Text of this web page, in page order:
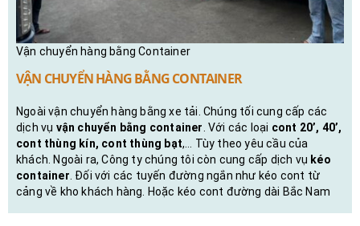
Vận chuyển hàng bằng Container
VẬN CHUYỂN HÀNG BẰNG CONTAINER
Ngoài vận chuyển hàng bằng xe tải. Chúng tối cung cấp các
dịch vụ vận chuyển bằng container. Với các loại cont 20’, 40’,
cont thùng kín, cont thùng bạt,… Tùy theo yêu cầu của
khách. Ngoài ra, Công ty chúng tôi còn cung cấp dịch vụ kéo
container. Đối với các tuyến đường ngắn như kéo cont từ
cảng về kho khách hàng. Hoặc kéo cont đường dài Bắc Nam